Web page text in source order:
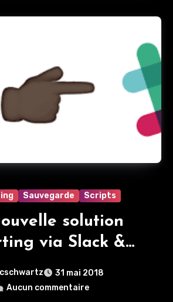
Sauvegarde Scripts
solution
via Slack &
cschwartz
31 mai 2018
Aucun commentaire